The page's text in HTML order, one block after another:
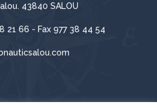
43840 SALOU
21 66 - Fax 977 38 44 54